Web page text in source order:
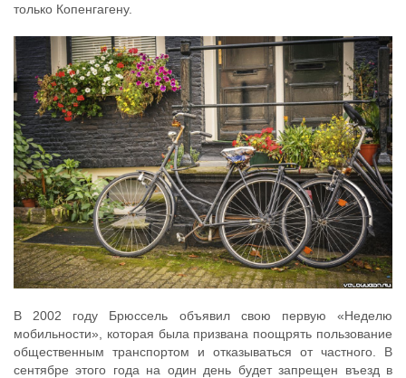
только Копенгагену.
В 2002 году Брюссель объявил свою первую «Неделю
мобильности», которая была призвана поощрять пользование
общественным транспортом и отказываться от частного. В
сентябре этого года на один день будет запрещен въезд в